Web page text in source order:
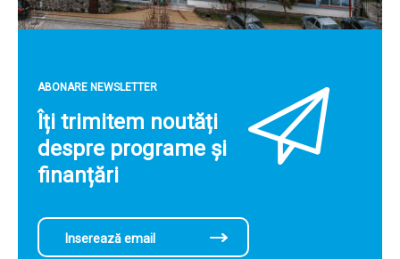
ABONARE NEWSLETTER
Îți trimitem noutăți
despre programe și
finanțări